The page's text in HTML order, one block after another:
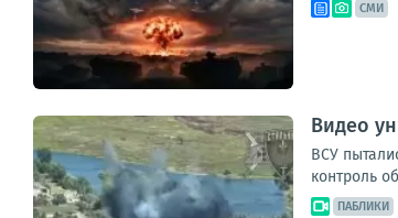
СМИ
Видео
ВСУ
контроль
ПАБЛИКИ